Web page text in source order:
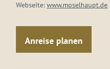
Webseite: www.moselhaupt.de
Anreise planen